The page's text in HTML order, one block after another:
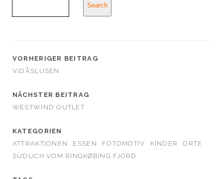
Search
VORHERIGER BEITRAG
VIDÅSLUSEN
NÄCHSTER BEITRAG
WESTWIND OUTLET
KATEGORIEN
ATTRAKTIONEN
ESSEN FOTOMOTIV KINDER
ORTE
SÜDLICH VOM RINGKØBING FJORD